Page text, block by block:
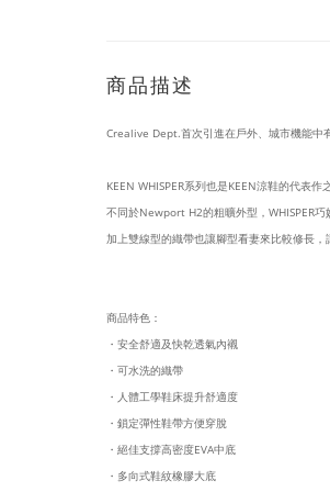
商品描述
Crealive Dept.首次引進在戶外、城市機能中
KEEN WHISPER系列也是KEEN涼鞋的代表作
不同於Newport H2的粗曠外型， WHISPER
加上雙線型的織帶也讓腳型看妻來比較修長，
商品特色：
・安全舒適及快乾透氣內襯
・可水洗的織帶
・人體工學鞋床提升舒適度
・鎖定彈性鞋帶方便穿脫
・絕佳支撐高密度EVA中底
・多向式鞋紋橡膠大底